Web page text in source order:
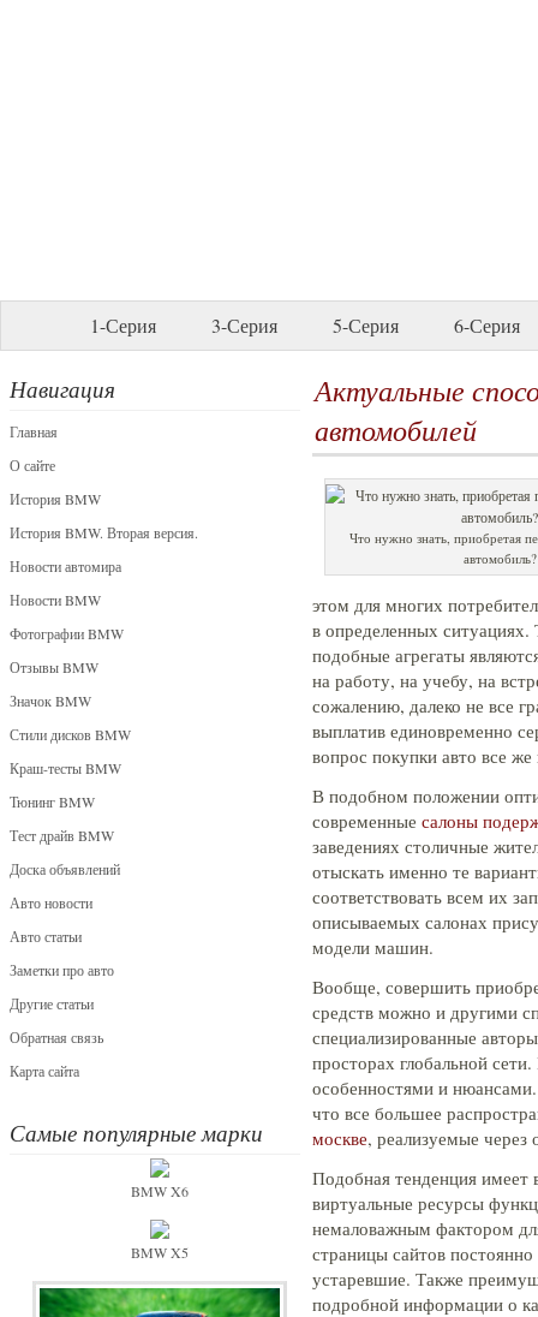
1-Серия 3-Серия 5-Серия 6-Серия
Навигация
Главная
О сайте
История BMW
История BMW. Вторая версия.
Новости автомира
Новости BMW
Фотографии BMW
Отзывы BMW
Значок BMW
Стили дисков BMW
Краш-тесты BMW
Тюнинг BMW
Тест драйв BMW
Доска объявлений
Авто новости
Авто статьи
Заметки про авто
Другие статьи
Обратная связь
Карта сайта
Самые популярные марки
BMW X6
BMW X5
Актуальные
автомобилей
Что нужно знать, приобретая
автомобиль?
этом для многих
в определенных
подобные агрегаты
на работу, на учебу, на
сожалению, далеко не все
выплатив единовременно
вопрос покупки авто все
В подобном положении
современные салоны
заведениях столичные
отыскать именно те
соответствовать всем их
описываемых салонах
модели машин.
Вообще, совершить
средств можно и другими
специализированные
просторах глобальной
особенностями и
что все большее
москве, реализуемые через
Подобная тенденция имеет
виртуальные ресурсы
немаловажным фактором
страницы сайтов
устаревшие. Также
подробной информации о